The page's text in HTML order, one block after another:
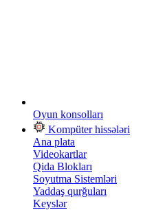
Oyun konsolları
Kompüter hissələri
Ana plata
Videokartlar
Qida Blokları
Soyutma Sistemləri
Yaddaş qurğuları
Keyslər